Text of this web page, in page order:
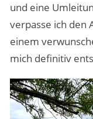
und eine
verpasse ich den
einem
mich definitiv